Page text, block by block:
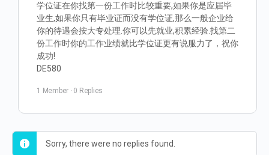
学位证在你找第一份工作时比较重要,如果你是应届毕
业生,如果你只有毕业证而没有学位证,那么一般企业给
你的待遇会按大专处理.你可以先就业,积累经验.找第二
份工作时你的工作业绩就比学位证更有说服力了，祝你
成功!
DE580
1 Member · 0 Replies
Sorry, there were no replies found.